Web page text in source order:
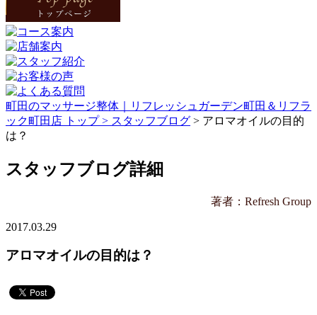
町田のマッサージ整体｜リフレッシュガーデン町田＆リフラ
ック町田店 トップ > スタッフブログ > アロマオイルの目的
は？
スタッフブログ詳細
著者：Refresh Group
2017.03.29
アロマオイルの目的は？